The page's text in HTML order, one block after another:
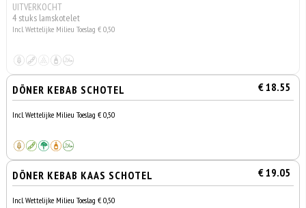
UITVERKOCHT
4 stuks lamskotelet
Incl. Wettelijke Milieu Toeslag € 0,50
DÖNER KEBAB SCHOTEL € 18.55
Incl. Wettelijke Milieu Toeslag € 0,50
DÖNER KEBAB KAAS SCHOTEL € 19.05
Incl. Wettelijke Milieu Toeslag € 0,50